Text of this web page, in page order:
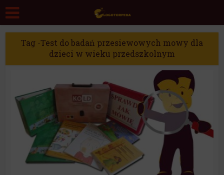
Tag -Test do badań przesiewowych mowy dla
dzieci w wieku przedszkolnym